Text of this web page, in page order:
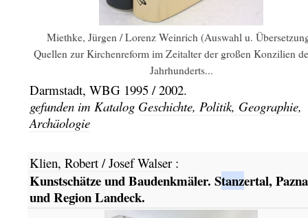
Miethke, Jürgen / Lorenz Weinrich (Auswahl u.
Quellen zur Kirchenreform im Zeitalter der großen Konzilien
Jahrhunderts...
Darmstadt, WBG 1995 / 2002.
gefunden im Katalog Geschichte, Politik, Geographie,
Archäologie
Klien, Robert / Josef Walser:
Kunstschätze und Baudenkmäler. Stanzertal,
und Region Landeck.